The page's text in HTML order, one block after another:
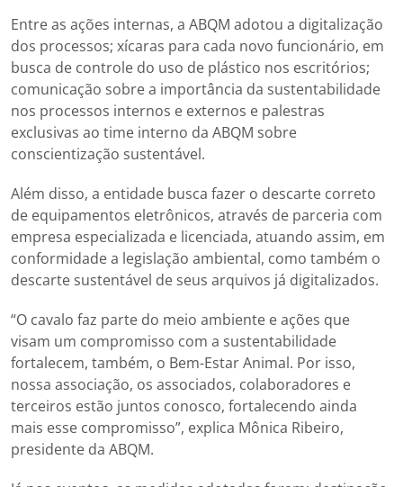
Entre as ações internas, a ABQM adotou a digitalização
dos processos; xícaras para cada novo funcionário, em
busca de controle do uso de plástico nos escritórios;
comunicação sobre a importância da sustentabilidade
nos processos internos e externos e palestras
exclusivas ao time interno da ABQM sobre
conscientização sustentável.
Além disso, a entidade busca fazer o descarte correto
de equipamentos eletrônicos, através de parceria com
empresa especializada e licenciada, atuando assim, em
conformidade a legislação ambiental, como também o
descarte sustentável de seus arquivos já digitalizados.
“O cavalo faz parte do meio ambiente e ações que
visam um compromisso com a sustentabilidade
fortalecem, também, o Bem-Estar Animal. Por isso,
nossa associação, os associados, colaboradores e
terceiros estão juntos conosco, fortalecendo ainda
mais esse compromisso”, explica Mônica Ribeiro,
presidente da ABQM.